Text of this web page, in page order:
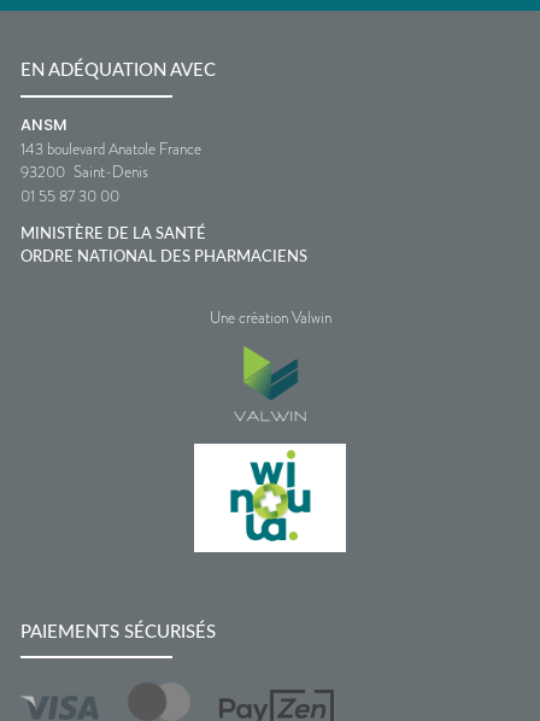
EN ADÉQUATION AVEC
ANSM
143 boulevard Anatole France
93200 Saint-Denis
01 55 87 30 00
MINISTÈRE DE LA SANTÉ
ORDRE NATIONAL DES PHARMACIENS
Une création Valwin
PAIEMENTS SÉCURISÉS